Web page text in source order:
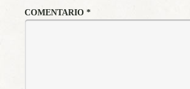
COMENTARIO *